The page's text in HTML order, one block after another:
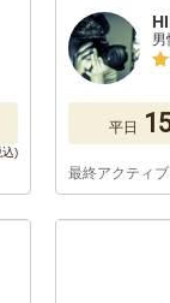
平日
最終アクティ